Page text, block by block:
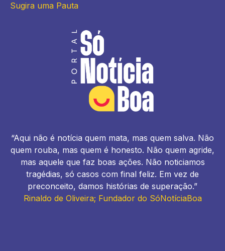
Sugira uma Pauta
“Aqui não é notícia quem mata, mas quem salva. Não
quem rouba, mas quem é honesto. Não quem agride,
mas aquele que faz boas ações. Não noticiamos
tragédias, só casos com final feliz. Em vez de
preconceito, damos histórias de superação.”
Rinaldo de Oliveira; Fundador do SóNotíciaBoa